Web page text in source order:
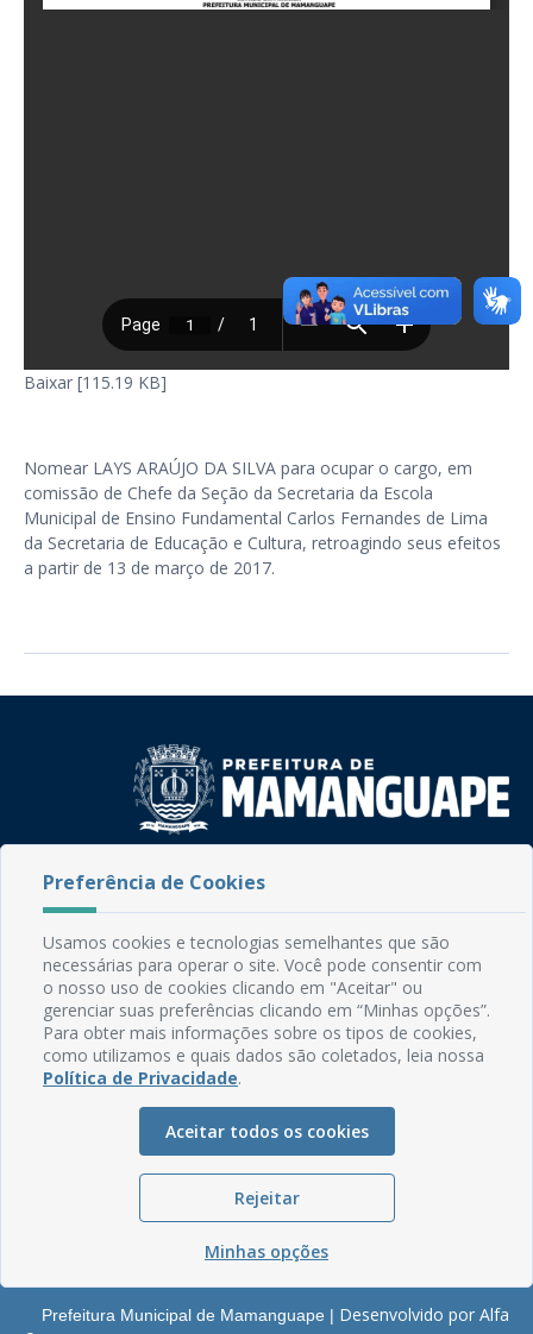
Baixar [115.19 KB]
Nomear LAYS ARAÚJO DA SILVA para ocupar o cargo, em
comissão de Chefe da Seção da Secretaria da Escola
Municipal de Ensino Fundamental Carlos Fernandes de Lima
da Secretaria de Educação e Cultura, retroagindo seus efeitos
a partir de 13 de março de 2017.
Rua do Imperador, 78, Centro
Email: comunicacao@mamanguape.pb.gov.br
Expediente: Segunda à Sexta, das 08h às 13h
Mapa do Site
Perguntas frequentes
Glossário
Serviços Internos
Prefeitura Municipal de Mamanguape | Desenvolvido por Alfa
Preferência de Cookies
Usamos cookies e tecnologias semelhantes que são
necessárias para operar o site. Você pode consentir com
o nosso uso de cookies clicando em "Aceitar" ou
gerenciar suas preferências clicando em “Minhas opções”.
Para obter mais informações sobre os tipos de cookies,
como utilizamos e quais dados são coletados, leia nossa
Política de Privacidade.
Aceitar todos os cookies
Rejeitar
Minhas opções